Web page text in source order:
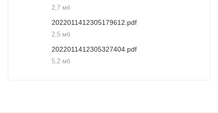
2,7 мб
2022011412305179612.pdf
2,5 мб
2022011412305327404.pdf
5,2 мб